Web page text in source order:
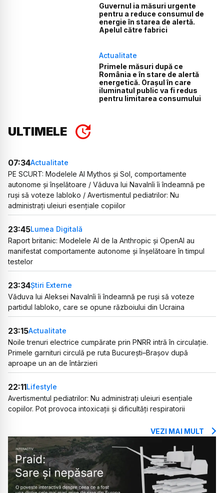
Guvernul ia măsuri urgente
pentru a reduce consumul de
energie în starea de alertă.
Apelul către fabrici
Actualitate
Primele măsuri după ce
România e în stare de alertă
energetică. Orașul în care
iluminatul public va fi redus
pentru limitarea consumului
ULTIMELE
07:34Actualitate
PE SCURT: Modelele AI Mythos și Sol, comportamente
autonome și înșelătoare / Văduva lui Navalnîi îi îndeamnă pe
ruși să voteze Iabloko / Avertismentul pediatrilor: Nu
administrați uleiuri esențiale copiilor
23:45Lumea Digitală
Raport britanic: Modelele AI de la Anthropic și OpenAI au
manifestat comportamente autonome și înșelătoare în timpul
testelor
23:34Știri Externe
Văduva lui Aleksei Navalnîi îi îndeamnă pe ruși să voteze
partidul Iabloko, care se opune războiului din Ucraina
23:15Actualitate
Noile trenuri electrice cumpărate prin PNRR intră în circulație.
Primele garnituri circulă pe ruta București–Brașov după
aproape un an de întârzieri
22:11Lifestyle
Avertismentul pediatrilor: Nu administrați uleiuri esențiale
copiilor. Pot provoca intoxicații și dificultăți respiratorii
VEZI MAI MULT